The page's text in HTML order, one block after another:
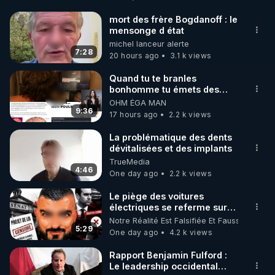
🌱 INSTAGRAM
https://www.instagram.com/rdlr_thierrycasasnovas/
http://rgnr.li/instagram
🌱 LA NEWSLETTER
Pour ne pas rater l’actualité RGNR (stages,
http://rgnr.li/news
🌱 VIDÉOS NON CENSURÉES SUR ODYSEE
Toutes les vidéos Youtube sont aussi sur la
http://rgnr.li/odysee
🌱 LES STAGES EN PRÉSENTIEL
7:28
mort des frère Bogdanoff : le
mensonge d état
michel lanceur alerte
20 hours ago
3.1 k views
9:36
Quand tu te branles
bonhomme tu émets des
ondes ils ont juste omis de
t'expliquer
OHM ÉGA MAN
17 hours ago
2.2 k views
4:46
La problématique des dents
dévitalisées et des implants
TrueMedia
One day ago
2.2 k views
5:29
Le piège des voitures
électriques se referme sur
les usagers !
Notre Réalité Est Falsifiée Et Fausse
One day ago
4.2 k views
Rapport Benjamin Fulford :
Le leadership occidental